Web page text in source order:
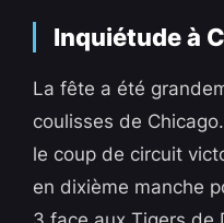
Inquiétude à
La fête a été
coulisses de
le coup de circuit
en dixième manche